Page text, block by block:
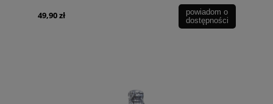
49,90 zł
powiadom o
dostępności